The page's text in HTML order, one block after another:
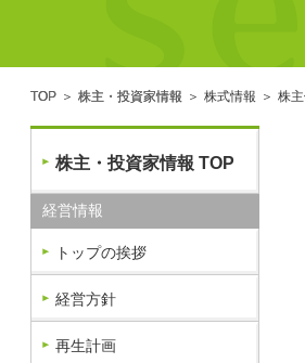
TOP 株主・投資家情報 株式情報 株
株主・投資家情報 TOP
経営情報
トップの挨拶
経営方針
再生計画